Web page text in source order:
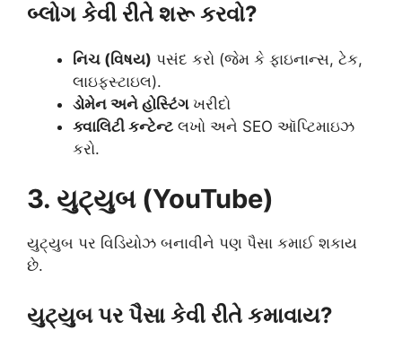
બ્લોગ કેવી રીતે શરૂ કરવો?
નિચ (વિષય) પસંદ કરો (જેમ કે ફાઇનાન્સ, ટેક,
લાઇફસ્ટાઇલ).
ડોમેન અને હોસ્ટિંગખરીદો
ક્વાલિટી કન્ટેન્ટ લખો અને SEO ઑપ્ટિમાઇઝ
કરો.
3. યુટ્યુબ (YouTube)
યુટ્યુબ પર વિડિયોઝ બનાવીને પણ પૈસા કમાઈ શકાય
છે.
યુટ્યુબ પર પૈસા કેવી રીતે કમાવાય?